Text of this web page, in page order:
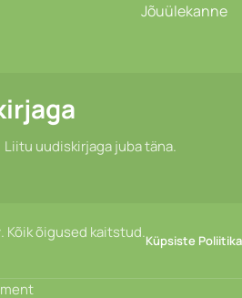
Jõuülekanne
uudiskirjaga juba täna.
. Kõik õigused kaitstud.Küpsiste Poliitika